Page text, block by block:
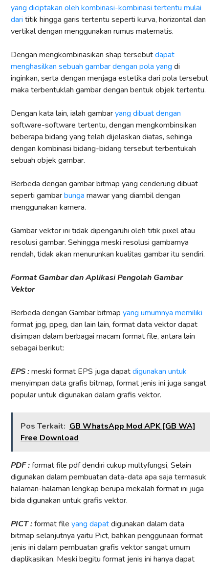
yang diciptakan oleh kombinasi-kombinasi tertentu mulai
dari titik hingga garis tertentu seperti kurva, horizontal dan
vertikal dengan menggunakan rumus matematis.
Dengan mengkombinasikan shap tersebutdapat
menghasilkan sebuah gambar dengan pola yang di
inginkan, serta dengan menjaga estetika dari pola tersebut
maka terbentuklah gambar dengan bentuk objek tertentu.
Dengan kata lain, ialah gambaryang dibuat dengan
software-software tertentu, dengan mengkombinsikan
beberapa bidang yang telah dijelaskan diatas, sehinga
dengan kombinasi bidang-bidang tersebut terbentukah
sebuah objek gambar.
Berbeda dengan gambar bitmap yang cenderung dibuat
seperti gambarbunga mawar yang diambil dengan
menggunakan kamera.
Gambar vektor ini tidak dipengaruhi oleh titik pixel atau
resolusi gambar. Sehingga meski resolusi gambarnya
rendah, tidak akan menurunkan kualitas gambar itu sendiri.
Format Gambar dan Aplikasi Pengolah Gambar
Vektor
Berbeda dengan Gambar bitmap yang umumnya memiliki
format jpg, ppeg, dan lain lain, format data vektor dapat
disimpan dalam berbagai macam format file, antara lain
sebagai berikut:
EPS :meski format EPS juga dapatdigunakan untuk
menyimpan data grafis bitmap, format jenis ini juga sangat
popular untuk digunakan dalam grafis vektor.
Pos Terkait: GB WhatsApp Mod APK [GB WA]
Free Download
PDF :format file pdf dendiri cukup multyfungsi, Selain
digunakan dalam pembuatan data-data apa saja termasuk
halaman-halaman lengkap berupa mekalah format ini juga
bida digunakan untuk grafis vektor.
PICT :format file yang dapatdigunakan dalam data
bitmap selanjutnya yaitu Pict, bahkan penggunaan format
jenis ini dalam pembuatan grafis vektor sangat umum
diaplikasikan. Meski begitu format jenis ini hanya dapat